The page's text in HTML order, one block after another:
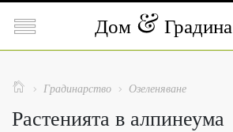
 Дом Градина
  Градинарство  Озеленяване
Растенията в алпинеума